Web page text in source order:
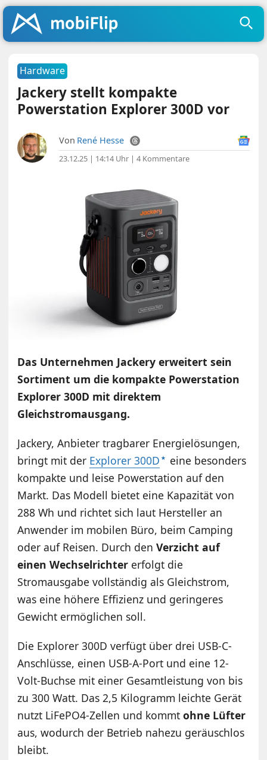
Hardware
Jackery stellt kompakte
Powerstation Explorer 300D vor
Von René Hesse
23.12.25 | 14:14 Uhr |4 Kommentare
Das Unternehmen Jackery erweitert sein
Sortiment um die kompakte Powerstation
Explorer 300D mit direktem
Gleichstromausgang.
Jackery, Anbieter tragbarer Energielösungen,
bringt mit der Explorer 300D
eine besonders
kompakte und leise Powerstation auf den
Markt. Das Modell bietet eine Kapazität von
288 Wh und richtet sich laut Hersteller an
Anwender im mobilen Büro, beim Camping
oder auf Reisen. Durch denVerzicht auf
einen Wechselrichter erfolgt die
Stromausgabe vollständig als Gleichstrom,
was eine höhere Effizienz und geringeres
Gewicht ermöglichen soll.
Die Explorer 300D verfügt über drei USB-C-
Anschlüsse, einen USB-A-Port und eine 12-
Volt-Buchse mit einer Gesamtleistung von bis
zu 300 Watt. Das 2,5 Kilogramm leichte Gerät
nutzt LiFePO4-Zellen und kommtohne Lüfter
aus, wodurch der Betrieb nahezu geräuschlos
bleibt.